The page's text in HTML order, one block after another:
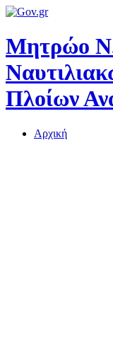
Μητρώο
Πλοίων
Αρχική